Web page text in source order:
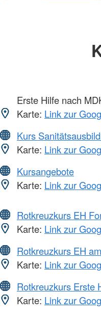
Erste Hilfe nach
Karte: Link zur
Kurs
Karte: Link zur
Kursangebote
Karte: Link zur
Rotkreuzkurs EH
Karte: Link zur
Rotkreuzkurs EH
Karte: Link zur
Rotkreuzkurs Erste
Karte: Link zur